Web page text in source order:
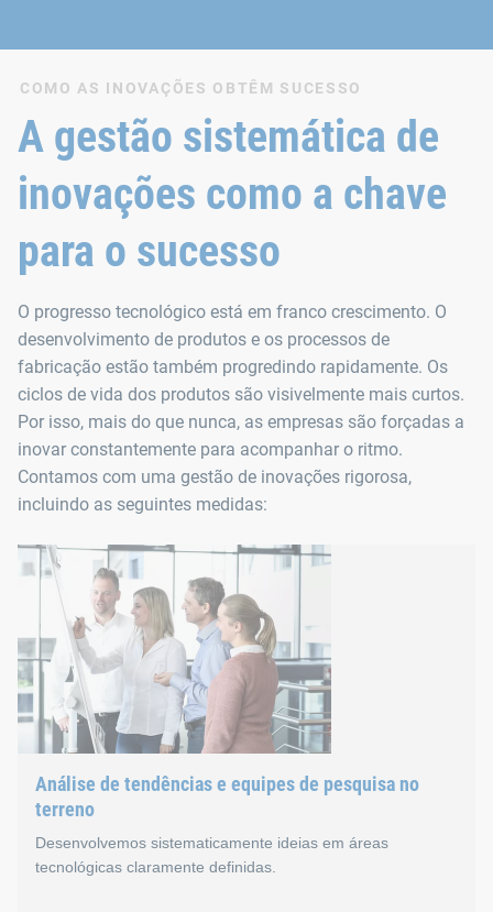
COMO AS INOVAÇÕES OBTÊM SUCESSO
A gestão sistemática de
inovações como a chave
para o sucesso
O progresso tecnológico está em franco crescimento. O
desenvolvimento de produtos e os processos de
fabricação estão também progredindo rapidamente. Os
ciclos de vida dos produtos são visivelmente mais curtos.
Por isso, mais do que nunca, as empresas são forçadas a
inovar constantemente para acompanhar o ritmo.
Contamos com uma gestão de inovações rigorosa,
incluindo as seguintes medidas:
Análise de tendências e equipes de pesquisa no
terreno
Desenvolvemos sistematicamente ideias em áreas
tecnológicas claramente definidas.